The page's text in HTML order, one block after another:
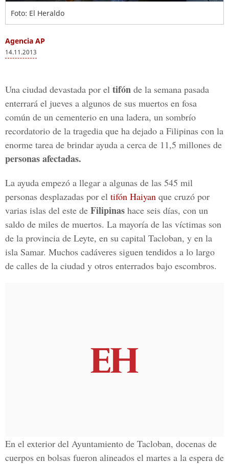
Foto: El Heraldo
Agencia AP
14.11.2013
Una ciudad devastada por el tifón de la semana pasada
enterrará el jueves a algunos de sus muertos en fosa
común de un cementerio en una ladera, un sombrío
recordatorio de la tragedia que ha dejado a Filipinas con la
enorme tarea de brindar ayuda a cerca de 11,5 millones de
personas afectadas.
La ayuda empezó a llegar a algunas de las 545 mil
personas desplazadas por el tifón Haiyan que cruzó por
varias islas del este de Filipinas hace seis días, con un
saldo de miles de muertos. La mayoría de las víctimas son
de la provincia de Leyte, en su capital Tacloban, y en la
isla Samar. Muchos cadáveres siguen tendidos a lo largo
de calles de la ciudad y otros enterrados bajo escombros.
En el exterior del Ayuntamiento de Tacloban, docenas de
cuerpos en bolsas fueron alineados el martes a la espera de